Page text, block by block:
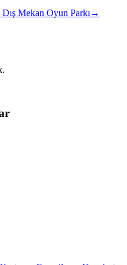
Dış Mekan Oyun Parkı →